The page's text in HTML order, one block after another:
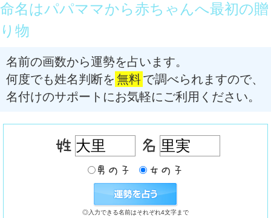
命名はパパママから赤ちゃんへ最初の贈
り物
名前の画数から運勢を占います。
何度でも姓名判断を 無料で調べられますので、
名付けのサポートにお気軽にご利用ください。
◎入力できる名前はそれぞれ4文字まで